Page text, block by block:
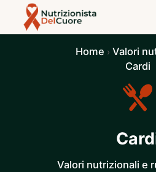
Home › Valori
Cardi
Valori nutrizionali e